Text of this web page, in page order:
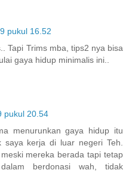
pukul 16.52
Tapi Trims mba, tips2 nya bisa
gaya hidup minimalis ini..
pukul 20.54
menurunkan gaya hidup itu
saya kerja di luar negeri Teh.
mereka berada tapi tetap
berdonasi wah, tidak